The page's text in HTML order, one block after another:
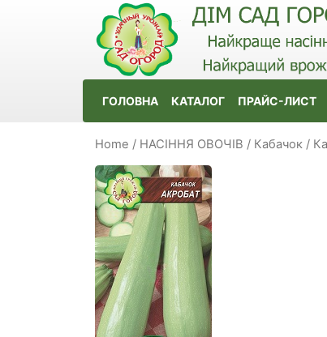
ГОЛОВНА КАТАЛОГ ПРАЙС-ЛИСТ
Home / НАСІННЯ ОВОЧІВ / Кабачок /